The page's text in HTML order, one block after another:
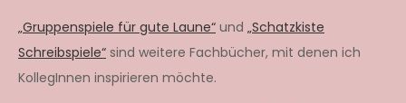
„Gruppenspiele für gute Laune“ und „Schatzkiste
Schreibspiele“ sind weitere Fachbücher, mit denen ich
KollegInnen inspirieren möchte.